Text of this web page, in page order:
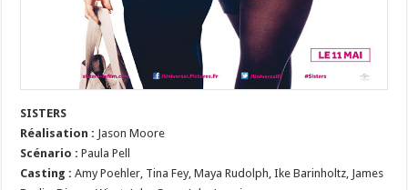
SISTERS
Réalisation : Jason Moore
Scénario : Paula Pell
Casting :Amy Poehler, Tina Fey, Maya Rudolph, Ike Barinholtz, James